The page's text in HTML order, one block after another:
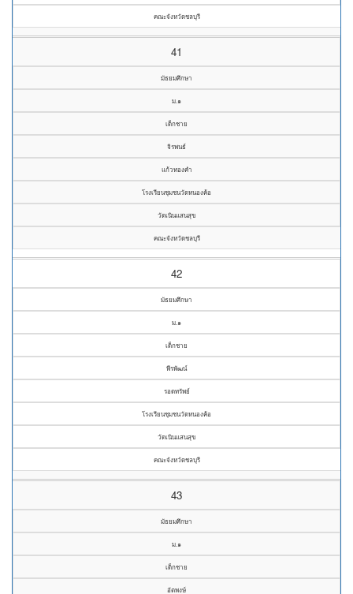
คณะจังหวัดชลบุรี
41
มัธยมศึกษา
ม.๑
เด็กชาย
จิรพนธ์
แก้วทองคำ
โรงเรียนชุมชนวัดหนองค้อ
วัดเนินแสนสุข
คณะจังหวัดชลบุรี
42
มัธยมศึกษา
ม.๑
เด็กชาย
พีรพัฒน์
รอดทรัพย์
โรงเรียนชุมชนวัดหนองค้อ
วัดเนินแสนสุข
คณะจังหวัดชลบุรี
43
มัธยมศึกษา
ม.๑
เด็กชาย
อัตพงษ์